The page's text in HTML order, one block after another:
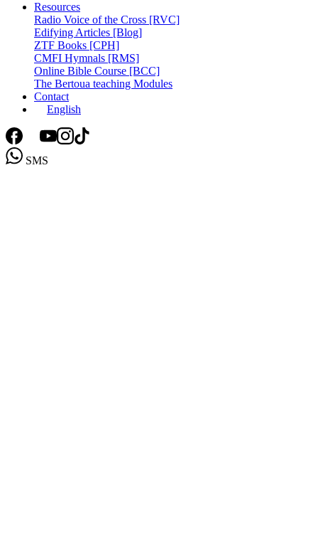
Resources
Radio Voice of the Cross [RVC]
Edifying Articles [Blog]
ZTF Books [CPH]
CMFI Hymnals [RMS]
Online Bible Course [BCC]
The Bertoua teaching Modules
Contact
English
SMS